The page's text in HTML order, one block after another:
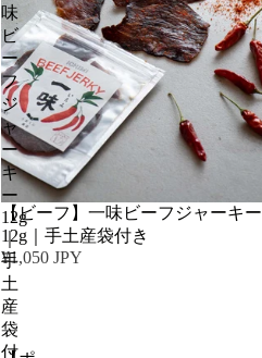
味
ビ
ー
フ
ジ
ャ
ー
キ
ー
12g
｜
手
土
産
袋
付
【ビーフ】一味ビーフジャーキー
12g｜手土産袋付き
¥1,050 JPY